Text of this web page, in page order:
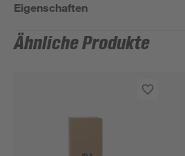
Eigenschaften
Ähnliche Produkte